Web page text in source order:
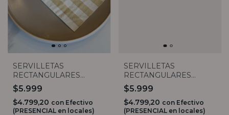
SERVILLETAS
RECTANGULARES
RAYADAS BLANCO
MARFIL X20
$5.999
$4.799,20 con Efectivo
(PRESENCIAL en locales)
SERVILLETAS
RECTANGULARES
FLORES X20
$5.999
$4.799,20 con Efectivo
(PRESENCIAL en locales)